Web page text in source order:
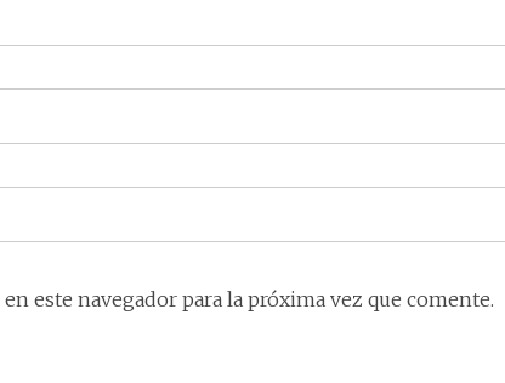
este navegador para la próxima vez que comente.